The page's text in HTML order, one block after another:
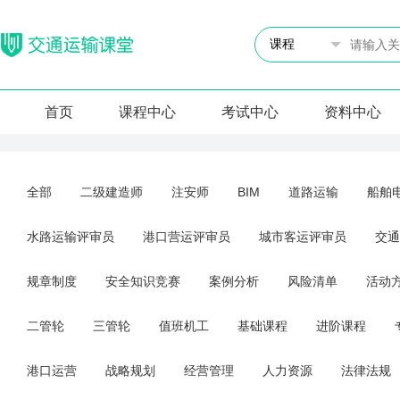
首页 课程中心 考试中心 资料中心
全部 二级建造师 注安师 BIM 道路运输 船舶
水路运输评审员 港口营运评审员 城市客运评审员 交
规章制度 安全知识竞赛 案例分析 风险清单 活动
二管轮 三管轮 值班机工 基础课程 进阶课程
港口运营 战略规划 经营管理 人力资源 法律法规